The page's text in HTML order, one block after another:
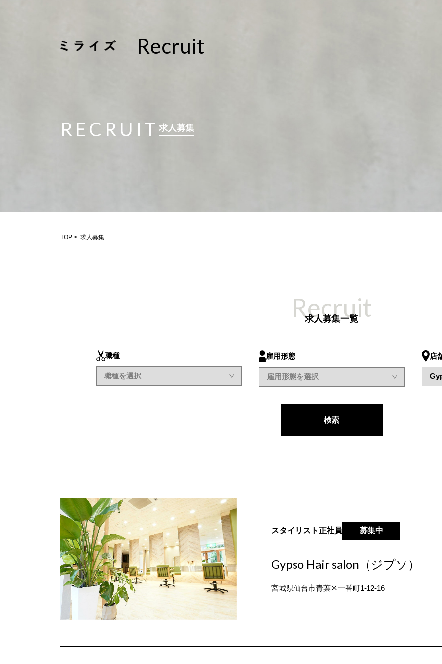
Recruit
RECRUIT 求人募集
TOP 求人募集
Recruit
求人募集一覧
職種 雇用形態 店
検索
スタイリスト 正社員 募集中
Gypso Hair salon（ジプソ）
宮城県仙台市青葉区一番町1-12-16